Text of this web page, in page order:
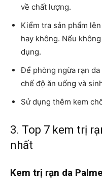
về chất lượng.
Kiểm tra sản phẩm
hay không. Nếu
dụng.
Để phòng ngừa rạn
chế độ ăn uống và
Sử dụng thêm kem
3. Top 7 kem trị
nhất
Kem trị rạn da